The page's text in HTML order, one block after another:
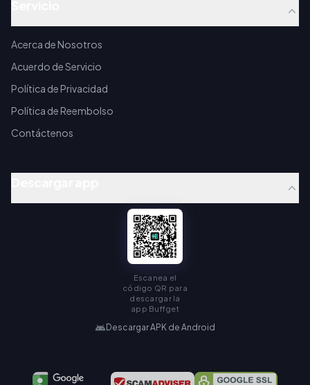
Acerca de Nosotros
Acuerdo de Servicio
Política de Privacidad
Política de Reembolso
Contáctenos
Escanea el
código QR para
descargar la
app Buffget
Descargar APK de Android